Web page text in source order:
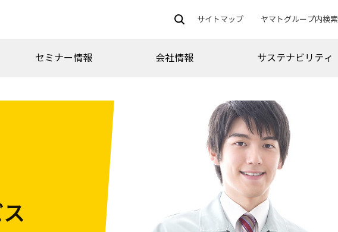
サイトマップ ヤマトグループ内検索
セミナー情報 会社情報 サステナビリティ